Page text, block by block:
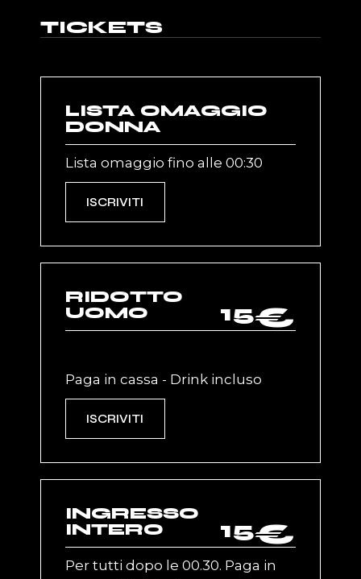
TICKETS
LISTA OMAGGIO
DONNA
Lista omaggio fino alle 00:30
ISCRIVITI
RIDOTTO
UOMO
15€
Paga in cassa - Drink incluso
ISCRIVITI
INGRESSO
INTERO
15€
Per tutti dopo le 00.30. Paga in